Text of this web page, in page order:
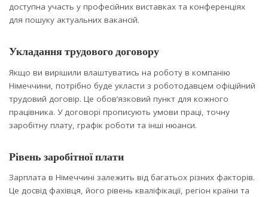
доступна участь у професійних виставках та конференціях
для пошуку актуальних вакансій.
Укладання трудового договору
Якщо ви вирішили влаштуватись на роботу в компанію
Німеччини, потрібно буде укласти з роботодавцем офіційний
трудовий договір. Це обов’язковий пункт для кожного
працівника. У договорі прописують умови праці, точну
заробітну плату, графік роботи та інші нюанси.
Рівень заробітної плати
Зарплата в Німеччині залежить від багатьох різних факторів.
Це досвід фахівця, його рівень кваліфікації, регіон країни та